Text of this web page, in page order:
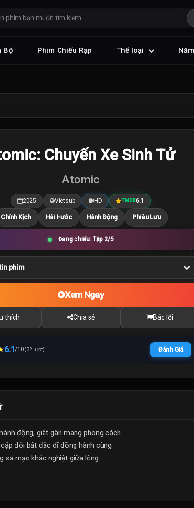
Bộ Phim Chiếu Rạp Thể loại Năm
Chuyến Xe Sinh Tử
Atomic
2025 Vietsub HD TMDB6.1
Chính Kịch Hài Hước Hành Động Phiêu Lưu
Đang chiếu: Tập 2/5
phim
Xem Ngay
thích Chia sẻ Báo lỗi
6.1/10(32 lượt) Đánh Giá
động, giật gân mang phong cách
đôi bất đắc dĩ đồng hành cùng
sa mạc khắc nghiệt giữa lòng...